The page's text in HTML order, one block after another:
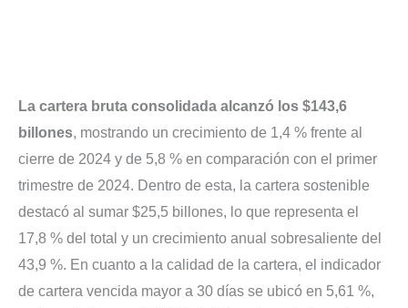
La cartera bruta consolidada alcanzó los $143,6
billones, mostrando un crecimiento de 1,4 % frente al
cierre de 2024 y de 5,8 % en comparación con el primer
trimestre de 2024. Dentro de esta, la cartera sostenible
destacó al sumar $25,5 billones, lo que representa el
17,8 % del total y un crecimiento anual sobresaliente del
43,9 %. En cuanto a la calidad de la cartera, el indicador
de cartera vencida mayor a 30 días se ubicó en 5,61 %,